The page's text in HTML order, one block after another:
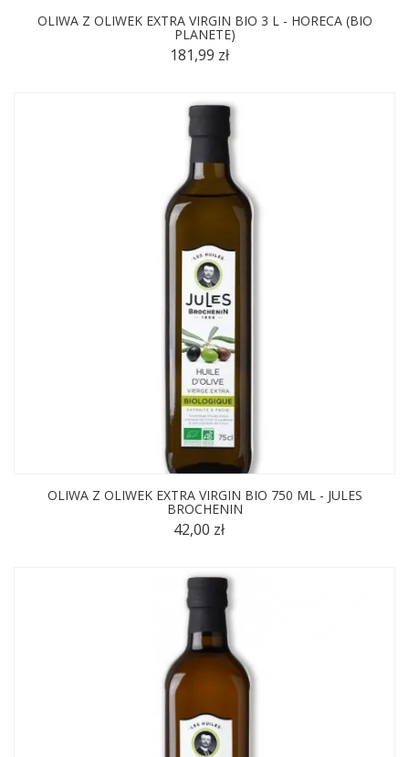
OLIWA Z OLIWEK EXTRA VIRGIN BIO 3 L - HORECA (BIO
PLANETE)
181,99 zł
OLIWA Z OLIWEK EXTRA VIRGIN BIO 750 ML - JULES
BROCHENIN
42,00 zł